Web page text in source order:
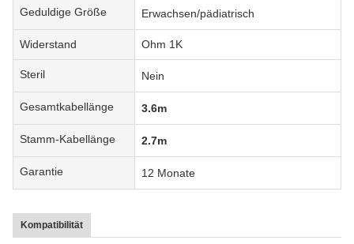
Geduldige Größe Erwachsen/pädiatrisch
Widerstand Ohm 1K
Steril Nein
Gesamtkabellänge 3.6m
Stamm-Kabellänge 2.7m
Garantie 12 Monate
Kompatibilität